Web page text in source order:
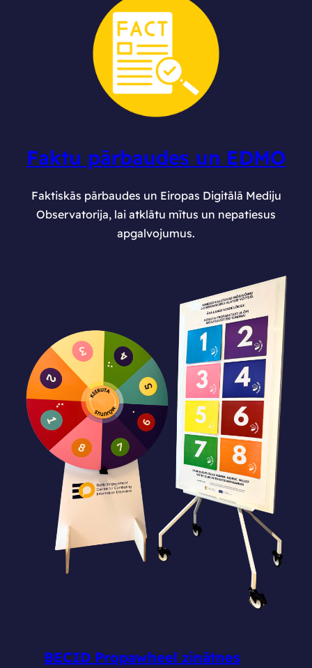
Faktu pārbaudes un EDMO
Faktiskās pārbaudes un Eiropas Digitālā Mediju
Observatorija, lai atklātu mītus un nepatiesus
apgalvojumus.
BECID Propawheel zinātnes